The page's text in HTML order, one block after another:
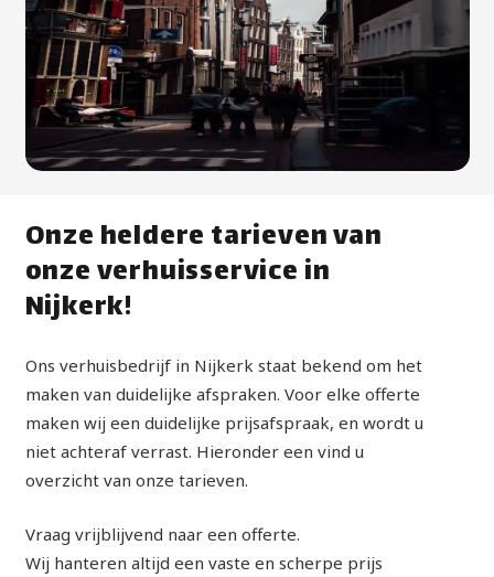
Onze heldere tarieven van
onze verhuisservice in
Nijkerk!
Ons verhuisbedrijf in Nijkerk staat bekend om het
maken van duidelijke afspraken. Voor elke offerte
maken wij een duidelijke prijsafspraak, en wordt u
niet achteraf verrast. Hieronder een vind u
overzicht van onze tarieven.
Vraag vrijblijvend naar een offerte.
Wij hanteren altijd een vaste en scherpe prijs